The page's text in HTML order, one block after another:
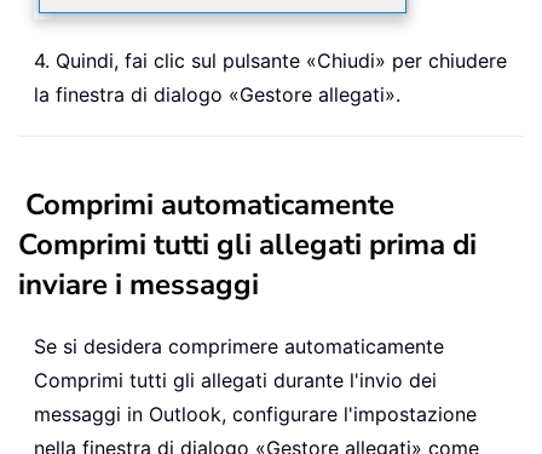
4. Quindi, fai clic sul pulsante «Chiudi» per chiudere
la finestra di dialogo «Gestore allegati».
Comprimi automaticamente
Comprimi tutti gli allegati prima di
inviare i messaggi
Se si desidera comprimere automaticamente
Comprimi tutti gli allegati durante l'invio dei
messaggi in Outlook, configurare l'impostazione
nella finestra di dialogo «Gestore allegati» come